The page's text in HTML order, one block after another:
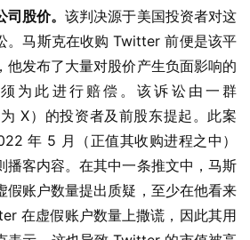
司股价。该判决源于美国投资者对这
。马斯克在收购 Twitter 前便是该平
他发布了大量对股价产生负面影响的
为此进行赔偿。该诉讼由一群
X）的投资者及前股东提起。此案
年 5 月（正值其收购进程之中）
播客内容。在其中一条推文中，马斯
假账户数量提出质疑，至少在他看来
在虚假账户数量上撒谎，因此其用